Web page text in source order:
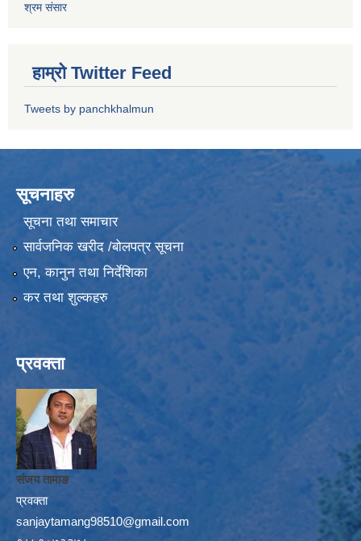
श्रम संसार
हाम्रो Twitter Feed
Tweets by panchkhalmun
सूचनाहरु
सूचना तथा समाचार
सार्वजनिक खरीद /बोलपत्र सूचना
एन, कानुन तथा निर्देशिका
कर तथा शुल्कहरु
प्रवक्ता
संजय तामाङ
प्रवक्ता
sanjaytamang98510@gmail.com